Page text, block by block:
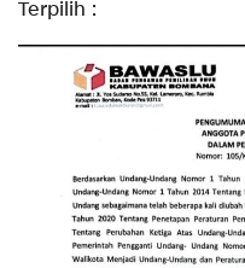
Terpilih :